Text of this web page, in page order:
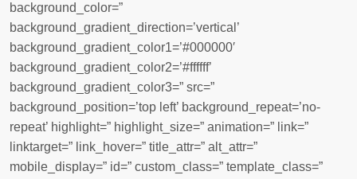
background_color=”
background_gradient_direction=’vertical’
background_gradient_color1=’#000000′
background_gradient_color2=’#ffffff’
background_gradient_color3=” src=”
background_position=’top left’ background_repeat=’no-
repeat’ highlight=” highlight_size=” animation=” link=”
linktarget=” link_hover=” title_attr=” alt_attr=”
mobile_display=” id=” custom_class=” template_class=”